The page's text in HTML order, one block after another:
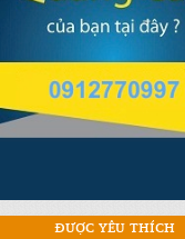
ĐƯỢC YÊU THÍCH